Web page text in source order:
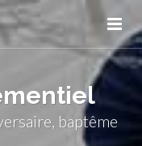
baptême